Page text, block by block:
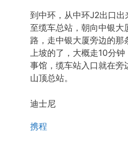
到中环，从中环J2出口出
至缆车总站，朝向中银大
路，走中银大厦旁边的那
上坡的了，大概走10分钟
事馆，缆车站入口就在旁
山顶总站。
迪士尼
携程